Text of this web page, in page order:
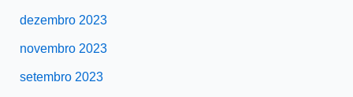
dezembro 2023
novembro 2023
setembro 2023